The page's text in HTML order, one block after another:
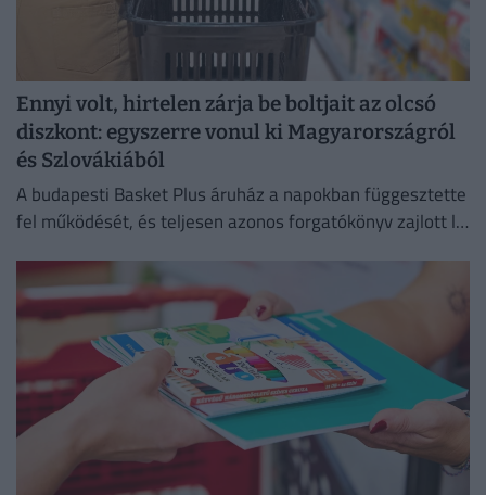
Ennyi volt, hirtelen zárja be boltjait az olcsó
diszkont: egyszerre vonul ki Magyarországról
és Szlovákiából
A budapesti Basket Plus áruház a napokban függesztette
fel működését, és teljesen azonos forgatókönyv zajlott le